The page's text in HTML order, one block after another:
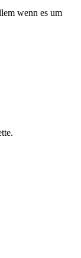
wenn es um